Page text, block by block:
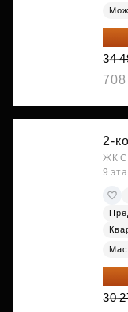
28
34
708
2-
ЖК
9
29
30